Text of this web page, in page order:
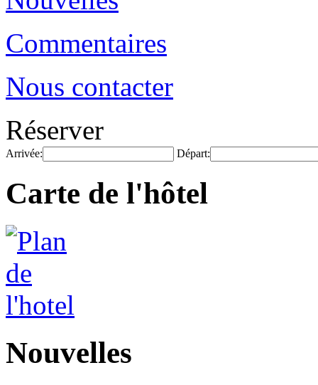
Commentaires
Nous contacter
Réserver
Arrivée: Départ:
Carte de l'hôtel
Nouvelles